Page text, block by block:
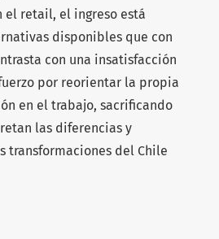
el retail, el ingreso está
disponibles que con
con una insatisfacción
por reorientar la propia
en el trabajo, sacrificando
las diferencias y
transformaciones del Chile